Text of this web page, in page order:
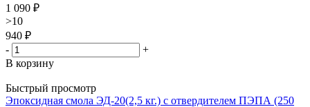
1 090 ₽
>10
940 ₽
-
+
В корзину
Быстрый просмотр
Эпоксидная смола ЭД-20(2,5 кг.) с отвердителем ПЭПА (250